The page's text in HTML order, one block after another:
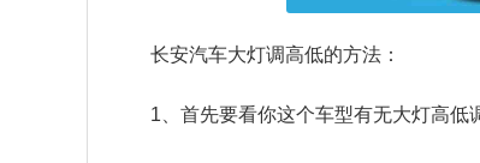
长安汽车大灯调高低的方法：
1、首先要看你这个车型有无大灯高低